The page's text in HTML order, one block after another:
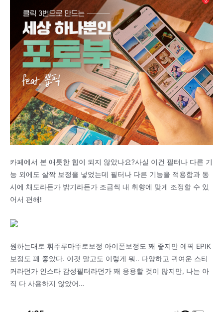
카페에서 본 애틋한 힙이 되지 않았나요?사실 이건 필터나 다른 기
능 외에도 살짝 보정을 넣었는데 필터나 다른 기능을 적용함과 동
시에 채도라든가 밝기라든가 조금씩 내 취향에 맞게 조정할 수 있
어서 편해!
원하는대로 휘뚜루마뚜로보정 아이폰보정도 꽤 좋지만 에픽 EPIK
보정도 꽤 좋았다. 이것 말고도 이렇게 뭐.. 다양하고 귀여운 스티
커라던가 인스타 감성필터라던가 꽤 응용할 것이 많지만, 나는 아
직 다 사용하지 않았어…